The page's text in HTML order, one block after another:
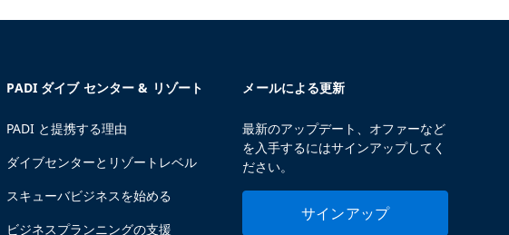
PADI ダイブ センター & リゾート
PADI と提携する理由
ダイブセンターとリゾートレベル
スキューバビジネスを始める
ビジネスプランニングの支援
メールによる更新
最新のアップデート、オファーなど
を入手するにはサインアップしてく
ださい。
サインアップ